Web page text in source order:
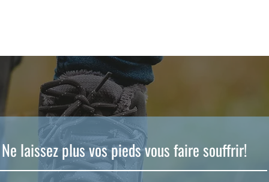
Ne laissez plus vos pieds vous faire souffrir!